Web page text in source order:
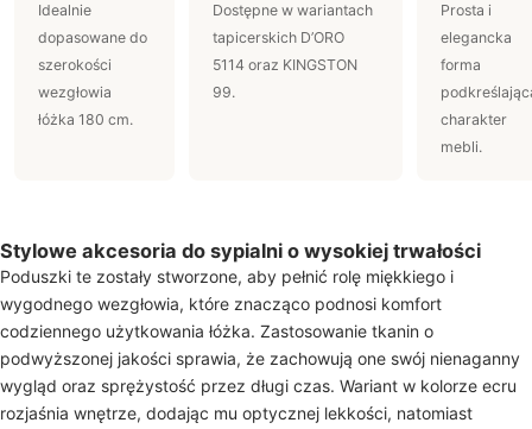
Idealnie
dopasowane do
szerokości
wezgłowia
łóżka 180 cm.
Dostępne w wariantach
tapicerskich D’ORO
5114 oraz KINGSTON
99.
Prosta i
elegancka
forma
charakter
mebli.
Stylowe akcesoria do sypialni o wysokiej trwałości
Poduszki te zostały stworzone, aby pełnić rolę miękkiego i
wygodnego wezgłowia, które znacząco podnosi komfort
codziennego użytkowania łóżka. Zastosowanie tkanin o
podwyższonej jakości sprawia, że zachowują one swój nienaganny
wygląd oraz sprężystość przez długi czas. Wariant w kolorze ecru
rozjaśnia wnętrze, dodając mu optycznej lekkości, natomiast